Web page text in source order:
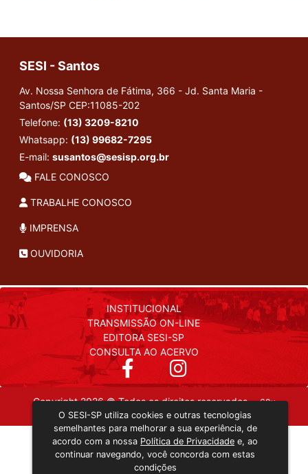
SESI - Santos
Av. Nossa Senhora de Fátima, 366 - Jd. Santa Maria -
Santos/SP CEP:11085-202
Telefone: (13) 3209-8210
Whatsapp: (13) 99682-7295
E-mail: susantos@sesisp.org.br
FALE CONOSCO
TRABALHE CONOSCO
IMPRENSA
OUVIDORIA
INSTITUCIONAL
TRANSMISSÃO ON-LINE
EDITORA SESI-SP
CONSULTA AO ACERVO
Copyright 2026 © Todos os direitos reservados. -68x
O SESI-SP utiliza cookies e outras tecnologias
semelhantes para melhorar a sua experiência, de
acordo com a nossa Política de Privacidade e, ao
continuar navegando, você concorda com estas
condições